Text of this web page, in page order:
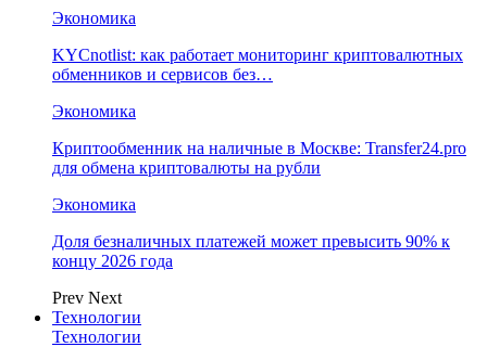
Экономика
KYCnotlist: как работает мониторинг криптовалютных
обменников и сервисов без…
Экономика
Криптообменник на наличные в Москве: Transfer24.pro
для обмена криптовалюты на рубли
Экономика
Доля безналичных платежей может превысить 90% к
концу 2026 года
Prev Next
Технологии
Технологии